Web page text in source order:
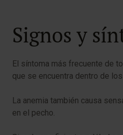
Signos y
El síntoma más frecuente de
que se encuentra dentro de
La anemia también causa
en el pecho.